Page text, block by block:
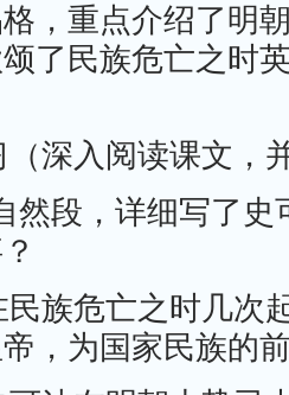
，重点介绍了明
了民族危亡之时
深入阅读课文，
然段，详细写了史
族危亡之时几次
，为国家民族的